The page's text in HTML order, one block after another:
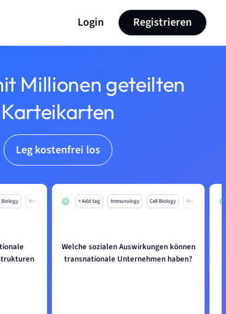
Login Registrieren
Millionen geteilten
Karteikarten
Leg kostenfrei los
Biology Mo + Add tag Immunology Cell Biology Mo
Welche sozialen Auswirkungen können
transnationale Unternehmen haben?